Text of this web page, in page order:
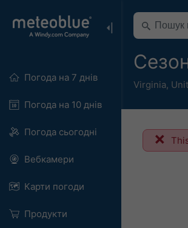
Погода на 7 днів
Погода на 10 днів
Погода сьогодні
Вебкамери
Карти погоди
Продукти
Virginia,